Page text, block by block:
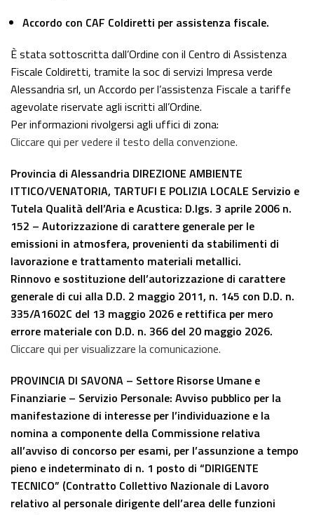
Accordo con CAF Coldiretti per assistenza fiscale.
È stata sottoscritta dall’Ordine con il Centro di Assistenza
Fiscale Coldiretti, tramite la soc di servizi Impresa verde
Alessandria srl, un Accordo per l’assistenza Fiscale a tariffe
agevolate riservate agli iscritti all’Ordine.
Per informazioni rivolgersi agli uffici di zona:
Cliccare qui per vedere il testo della convenzione.
Provincia di Alessandria DIREZIONE AMBIENTE
ITTICO/VENATORIA, TARTUFI E POLIZIA LOCALE Servizio e
Tutela Qualità dell’Aria e Acustica: D.lgs. 3 aprile 2006 n.
152 – Autorizzazione di carattere generale per le
emissioni in atmosfera, provenienti da stabilimenti di
lavorazione e trattamento materiali metallici.
Rinnovo e sostituzione dell’autorizzazione di carattere
generale di cui alla D.D. 2 maggio 2011, n. 145 con D.D. n.
335/A1602C del 13 maggio 2026 e rettifica per mero
errore materiale con D.D. n. 366 del 20 maggio 2026.
Cliccare qui per visualizzare la comunicazione.
PROVINCIA DI SAVONA – Settore Risorse Umane e
Finanziarie – Servizio Personale: Avviso pubblico per la
manifestazione di interesse per l’individuazione e la
nomina a componente della Commissione relativa
all’avviso di concorso per esami, per l’assunzione a tempo
pieno e indeterminato di n. 1 posto di “DIRIGENTE
TECNICO” (Contratto Collettivo Nazionale di Lavoro
relativo al personale dirigente dell’area delle funzioni